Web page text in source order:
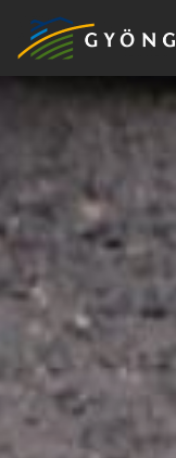
A
VÁROS
KIEMELT